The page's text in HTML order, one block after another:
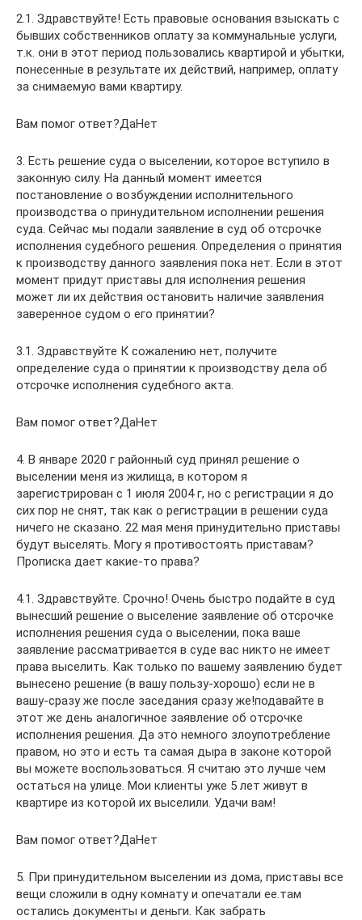
2.1. Здравствуйте! Есть правовые основания взыскать с
бывших собственников оплату за коммунальные услуги,
т.к. они в этот период пользовались квартирой и убытки,
понесенные в результате их действий, например, оплату
за снимаемую вами квартиру.
Вам помог ответ?ДаНет
3. Есть решение суда о выселении, которое вступило в
законную силу. На данный момент имеется
постановление о возбуждении исполнительного
производства о принудительном исполнении решения
суда. Сейчас мы подали заявление в суд об отсрочке
исполнения судебного решения. Определения о принятия
к производству данного заявления пока нет. Если в этот
момент придут приставы для исполнения решения
может ли их действия остановить наличие заявления
заверенное судом о его принятии?
3.1. Здравствуйте К сожалению нет, получите
определение суда о принятии к производству дела об
отсрочке исполнения судебного акта.
Вам помог ответ?ДаНет
4. В январе 2020 г районный суд принял решение о
выселении меня из жилища, в котором я
зарегистрирован с 1 июля 2004 г, но с регистрации я до
сих пор не снят, так как о регистрации в решении суда
ничего не сказано. 22 мая меня принудительно приставы
будут выселять. Могу я противостоять приставам?
Прописка дает какие-то права?
4.1. Здравствуйте. Срочно! Очень быстро подайте в суд
вынесший решение о выселение заявление об отсрочке
исполнения решения суда о выселении, пока ваше
заявление рассматривается в суде вас никто не имеет
права выселить. Как только по вашему заявлению будет
вынесено решение (в вашу пользу-хорошо) если не в
вашу-сразу же после заседания сразу же!подавайте в
этот же день аналогичное заявление об отсрочке
исполнения решения. Да это немного злоупотребление
правом, но это и есть та самая дыра в законе которой
вы можете воспользоваться. Я считаю это лучше чем
остаться на улице. Мои клиенты уже 5 лет живут в
квартире из которой их выселили. Удачи вам!
Вам помог ответ?ДаНет
5. При принудительном выселении из дома, приставы все
вещи сложили в одну комнату и опечатали ее.там
остались документы и деньги. Как забрать